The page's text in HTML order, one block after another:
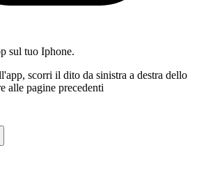
sul tuo Iphone.
scorri il dito da sinistra a destra dello
alle pagine precedenti